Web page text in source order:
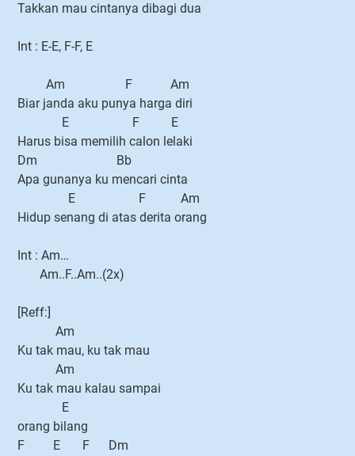
Takkan mau cintanya dibagi dua
Int : E-E, F-F, E
Am F Am
Biar janda aku punya harga diri
E F E
Harus bisa memilih calon lelaki
Dm Bb
Apa gunanya ku mencari cinta
E F Am
Hidup senang di atas derita orang
Int : Am…
Am..F..Am..(2x)
[Reff:]
Am
Ku tak mau, ku tak mau
Am
Ku tak mau kalau sampai
E
orang bilang
F E F Dm